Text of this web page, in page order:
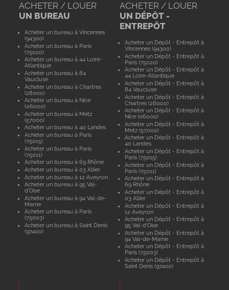
ACHETER / LOUER
UN BUREAU
Acheter un bureau à Vincennes
(94300)
Acheter un bureau à Paris
(75020)
Acheter un bureau à 44 Loire-
Atlantique
Acheter un bureau à 84
Vaucluse
Acheter un bureau à Chartres
(28000)
Acheter un bureau à Nice
(06000)
Acheter un bureau à Metz
(57000)
Acheter un bureau à 40 Landes
Acheter un bureau à Paris
(75015)
Acheter un bureau à Paris
(75011)
Acheter un bureau à 69 Rhône
Acheter un bureau à 03 Allier
Acheter un bureau à 12 Aveyron
Acheter un bureau à 95 Val-
d'Oise
Acheter un bureau à 94 Val-de-
Marne
Acheter un bureau à Paris
(75003)
Acheter un bureau à Saint Denis
(97400)
ACHETER / LOUER
UN DÉPÔT -
ENTREPÔT
Acheter un Dépôt - Entrepôt à
Vincennes (94300)
Acheter un Dépôt - Entrepôt à
Paris (75020)
Acheter un Dépôt - Entrepôt à
44 Loire-Atlantique
Acheter un Dépôt - Entrepôt à
84 Vaucluse
Acheter un Dépôt - Entrepôt à
Chartres (28000)
Acheter un Dépôt - Entrepôt à
Nice (06000)
Acheter un Dépôt - Entrepôt à
Metz (57000)
Acheter un Dépôt - Entrepôt à
40 Landes
Acheter un Dépôt - Entrepôt à
Paris (75015)
Acheter un Dépôt - Entrepôt à
Paris (75011)
Acheter un Dépôt - Entrepôt à
69 Rhône
Acheter un Dépôt - Entrepôt à
03 Allier
Acheter un Dépôt - Entrepôt à
12 Aveyron
Acheter un Dépôt - Entrepôt à
95 Val-d'Oise
Acheter un Dépôt - Entrepôt à
94 Val-de-Marne
Acheter un Dépôt - Entrepôt à
Paris (75003)
Acheter un Dépôt - Entrepôt à
Saint Denis (97400)